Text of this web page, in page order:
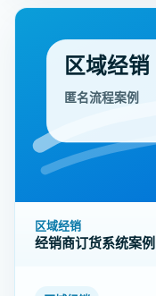
区域经销
匿名流程案例
区域经销
经销商订货系统案例